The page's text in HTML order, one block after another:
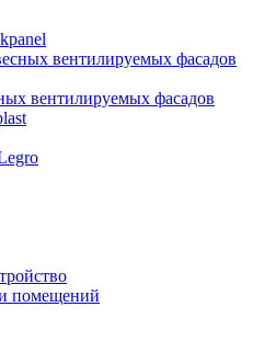
вентилируемых фасадов
вентилируемых фасадов
помещений